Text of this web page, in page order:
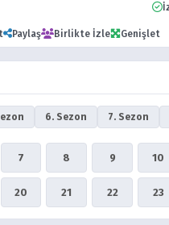
Paylaş Birlikte İzle Genişlet
6. Sezon 7. Sezon
7 8 9 10
20 21 22 23